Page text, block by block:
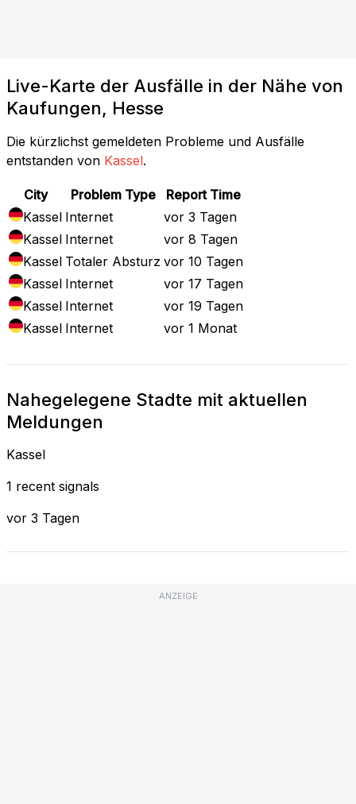
Live-Karte der Ausfälle in der Nähe von
Kaufungen, Hesse
Die kürzlichst gemeldeten Probleme und Ausfälle
entstanden von Kassel.
City Problem Type
Report Time
Kassel Internet
vor 3 Tagen
Kassel Internet
vor 8 Tagen
Kassel Totaler Absturz vor 10 Tagen
Kassel Internet
vor 17 Tagen
Kassel Internet
vor 19 Tagen
Kassel Internet vor 1 Monat
Nahegelegene Stadte mit aktuellen
Meldungen
Kassel
1 recent signals
vor 3 Tagen
ANZEIGE